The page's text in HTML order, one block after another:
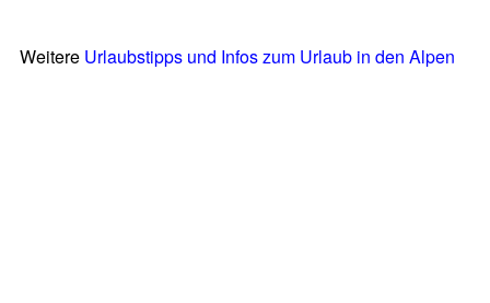
Weitere Urlaubstipps und Infos zum Urlaub in den Alpen